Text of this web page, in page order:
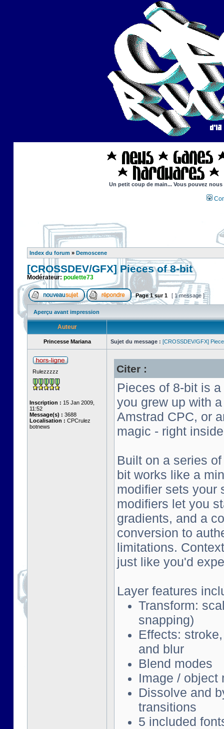
Un petit coup de main... Vous pouvez
Index du forum » Demoscene
[CROSSDEV/GFX] Pieces of 8-bit
Modérateur: poulette73
Page1sur1 [ 1 message ]
Aperçu avant impression
Auteur
Princesse Mariana Sujet du message : [CROSSDEV/GFX]
Rulezzzzz
Inscription : 15 Jan 2009,
11:52
Message(s) : 3688
Localisation : CPCrulez
botnews
Citer :
Pieces of 8-bit is
you grew up with
Amstrad CPC, or
magic - right
Built on a series
bit works like a
modifier sets your
modifiers let you
gradients, and a
conversion to
limitations.
just like you'd
Layer features
Transform:
snapping)
Effects:
and blur
Blend modes
Image / object
Dissolve and
transitions
5 included